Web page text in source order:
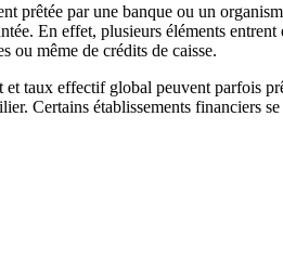
prêtée par une banque ou un
En effet, plusieurs éléments
ou même de crédits de caisse.
et taux effectif global peuvent parfois
Certains établissements financiers